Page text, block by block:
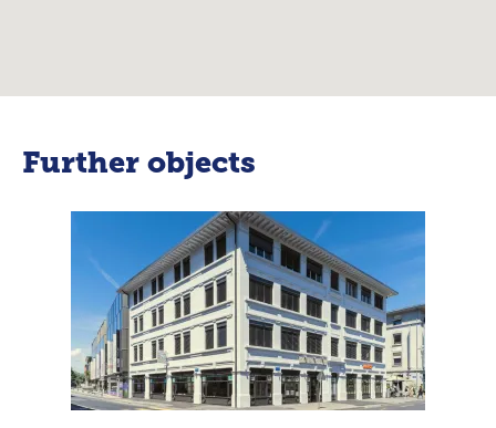
Further objects